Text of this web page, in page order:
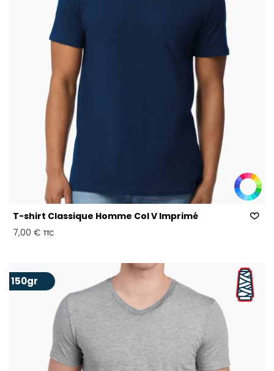
T-shirt Classique Homme Col V Imprimé
7,00 € TTC
150gr